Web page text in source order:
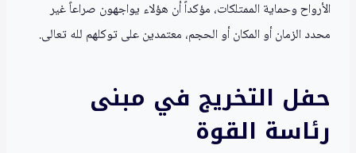
الأرواح وحماية الممتلكات، مؤكداً أن هؤلاء يواجهون صراعاً غير
محدد الزمان أو المكان أو الحجم، معتمدين على توكلهم لله تعالى.
حفل التخريج في مبنى
رئاسة القوة